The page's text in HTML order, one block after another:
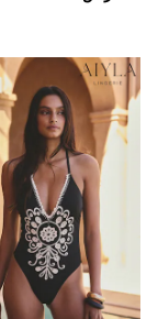
15+ years
Clothing
& Jackets
Dresses
Shop
Jeans
Playsuits
New In
Top Picks
Sets